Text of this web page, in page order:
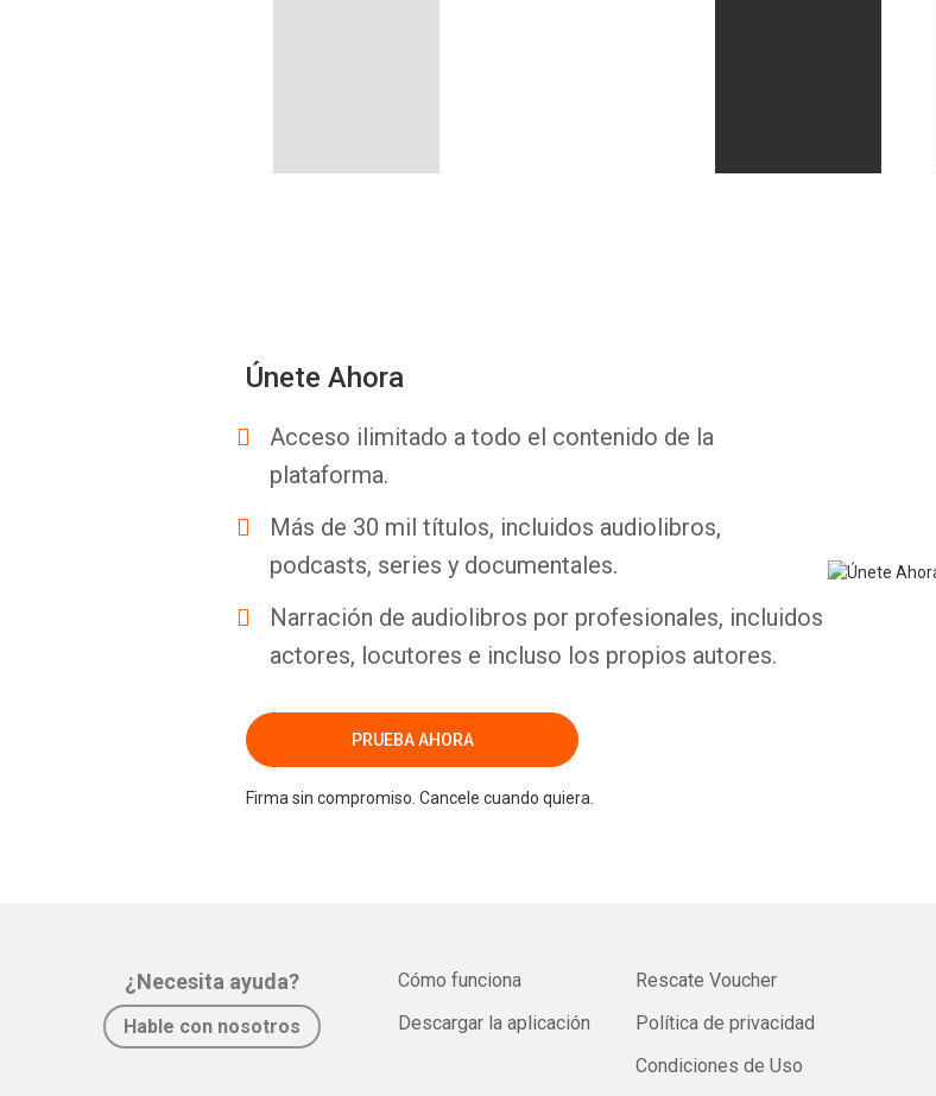
Únete Ahora
Acceso ilimitado a todo el contenido de la
plataforma.
Más de 30 mil títulos, incluidos audiolibros,
podcasts, series y documentales.
Narración de audiolibros por profesionales, incluidos
actores, locutores e incluso los propios autores.
PRUEBA AHORA
Firma sin compromiso. Cancele cuando quiera.
¿Necesita ayuda?
Hable con nosotros
Cómo funciona
Descargar la aplicación
Rescate Voucher
Política de privacidad
Condiciones de Uso